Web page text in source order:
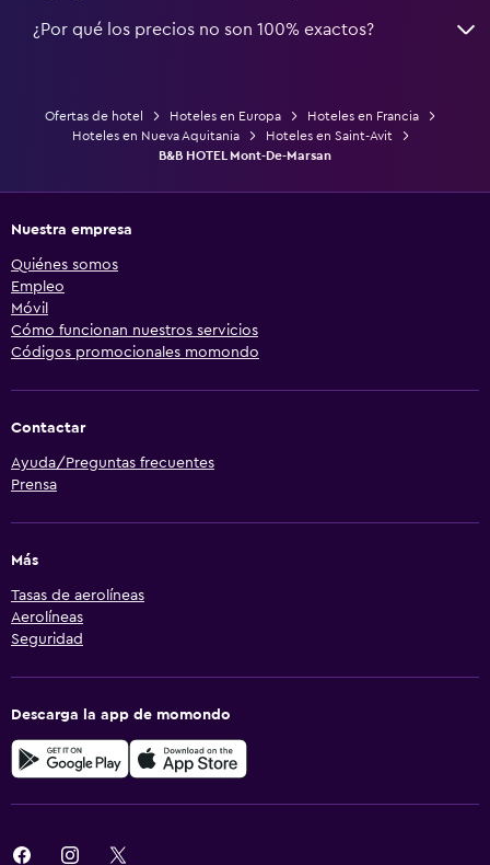
¿Por qué los precios no son 100% exactos?
Ofertas de hotel Hoteles en Europa
Hoteles en Francia
Hoteles en Nueva Aquitania
Hoteles en Saint-Avit
B&B HOTEL Mont-De-Marsan
Nuestra empresa
Quiénes somos
Empleo
Móvil
Cómo funcionan nuestros servicios
Códigos promocionales momondo
Contactar
Ayuda/Preguntas frecuentes
Prensa
Más
Tasas de aerolíneas
Aerolíneas
Seguridad
Descarga la app de momondo